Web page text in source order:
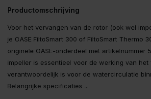
Productomschrijving
Voor het vervangen van de rotor (ook wel
je OASE FiltoSmart 300 of FiltoSmart Thermo
originele OASE-onderdeel met artikelnummer
impeller is essentieel voor de werking van
verantwoordelijk is voor de watercirculatie
Belangrijke specificaties ...